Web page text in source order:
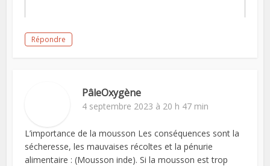
Répondre
PâleOxygène
4 septembre 2023 à 20 h 47 min
L’importance de la mousson Les conséquences sont la
sécheresse, les mauvaises récoltes et la pénurie
alimentaire : (Mousson inde). Si la mousson est trop